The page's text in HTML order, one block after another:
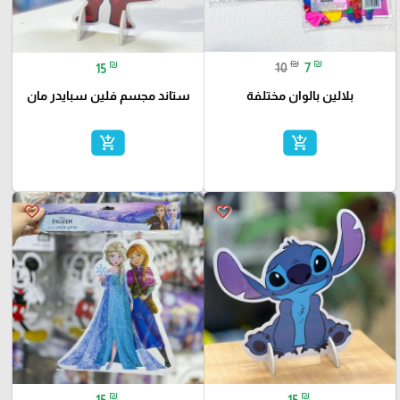
10 ₪ 7 ₪
بلالين بالوان مختلفة
add_shopping_cart
15 ₪
ستاند مجسم فلين سبايدر مان
add_shopping_cart
favorite_border
₪
favorite_border
₪